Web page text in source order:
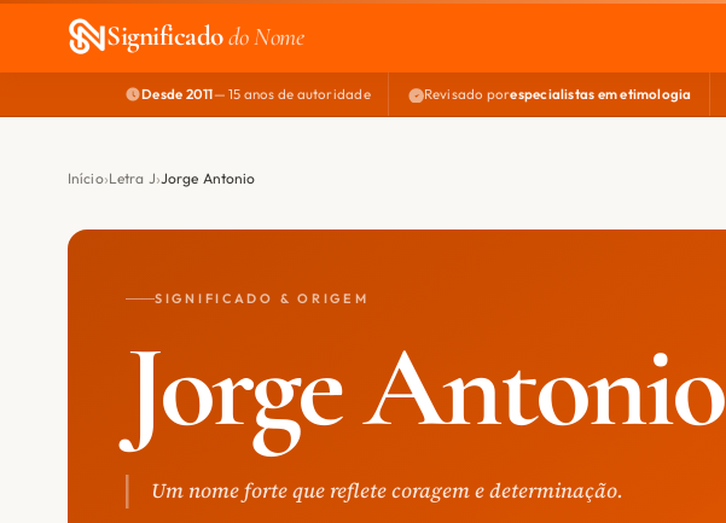
Significadodo Nome
Desde 2011— 15 anos de autoridade Revisado porespecialistas em etimologia
Início Letra J Jorge Antonio
SIGNIFICADO & ORIGEM
Jorge Antonio
Um nome forte que reflete coragem e determinação.